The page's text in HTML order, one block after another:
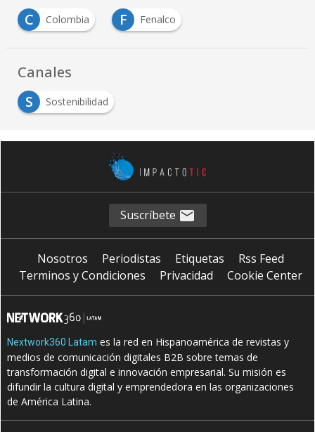
C
Colombia F Fenalco
Canales
S
Sostenibilidad
Suscríbete
Nosotros Periodistas Etiquetas
Rss Feed
Terminos y Condiciones
Privacidad Cookie Center
Nextwork360 Latam es la red en Hispanoamérica de revistas y
medios de comunicación digitales B2B sobre temas de
transformación digital e innovación empresarial. Su misión es
difundir la cultura digital y emprendedora en las organizaciones
de América Latina.